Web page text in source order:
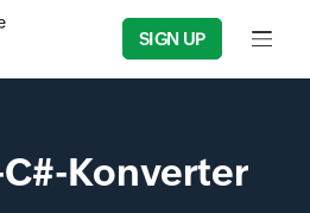
SIGN UP Input
C#-Konverter